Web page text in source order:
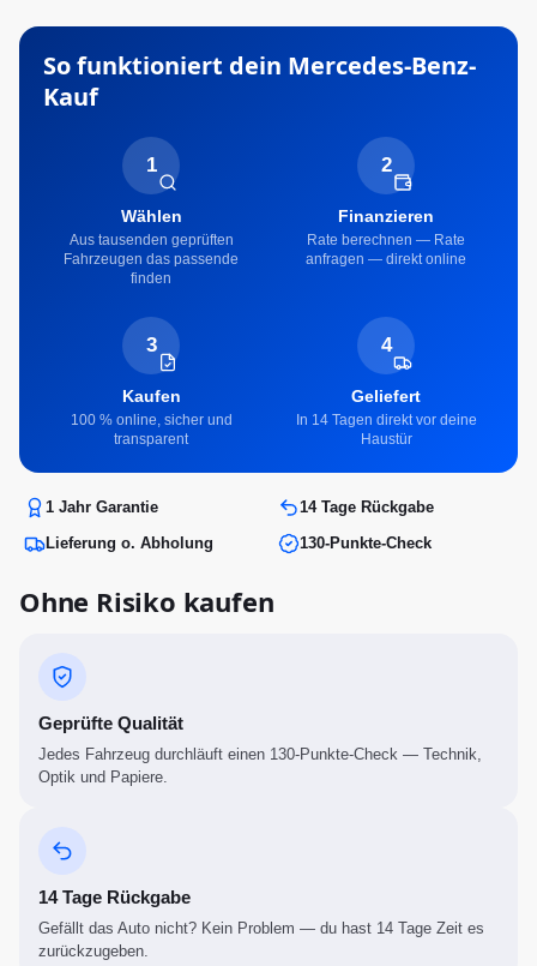
So funktioniert dein Mercedes-Benz-
Kauf
1
Wählen
Aus tausenden geprüften
Fahrzeugen das passende
finden
2
Finanzieren
Rate berechnen — Rate
anfragen — direkt online
3
Kaufen
100 % online, sicher und
transparent
4
Geliefert
In 14 Tagen direkt vor deine
Haustür
1 Jahr Garantie
14 Tage Rückgabe
Lieferung o. Abholung
130-Punkte-Check
Ohne Risiko kaufen
Geprüfte Qualität
Jedes Fahrzeug durchläuft einen 130-Punkte-Check — Technik,
Optik und Papiere.
14 Tage Rückgabe
Gefällt das Auto nicht? Kein Problem — du hast 14 Tage Zeit es
zurückzugeben.